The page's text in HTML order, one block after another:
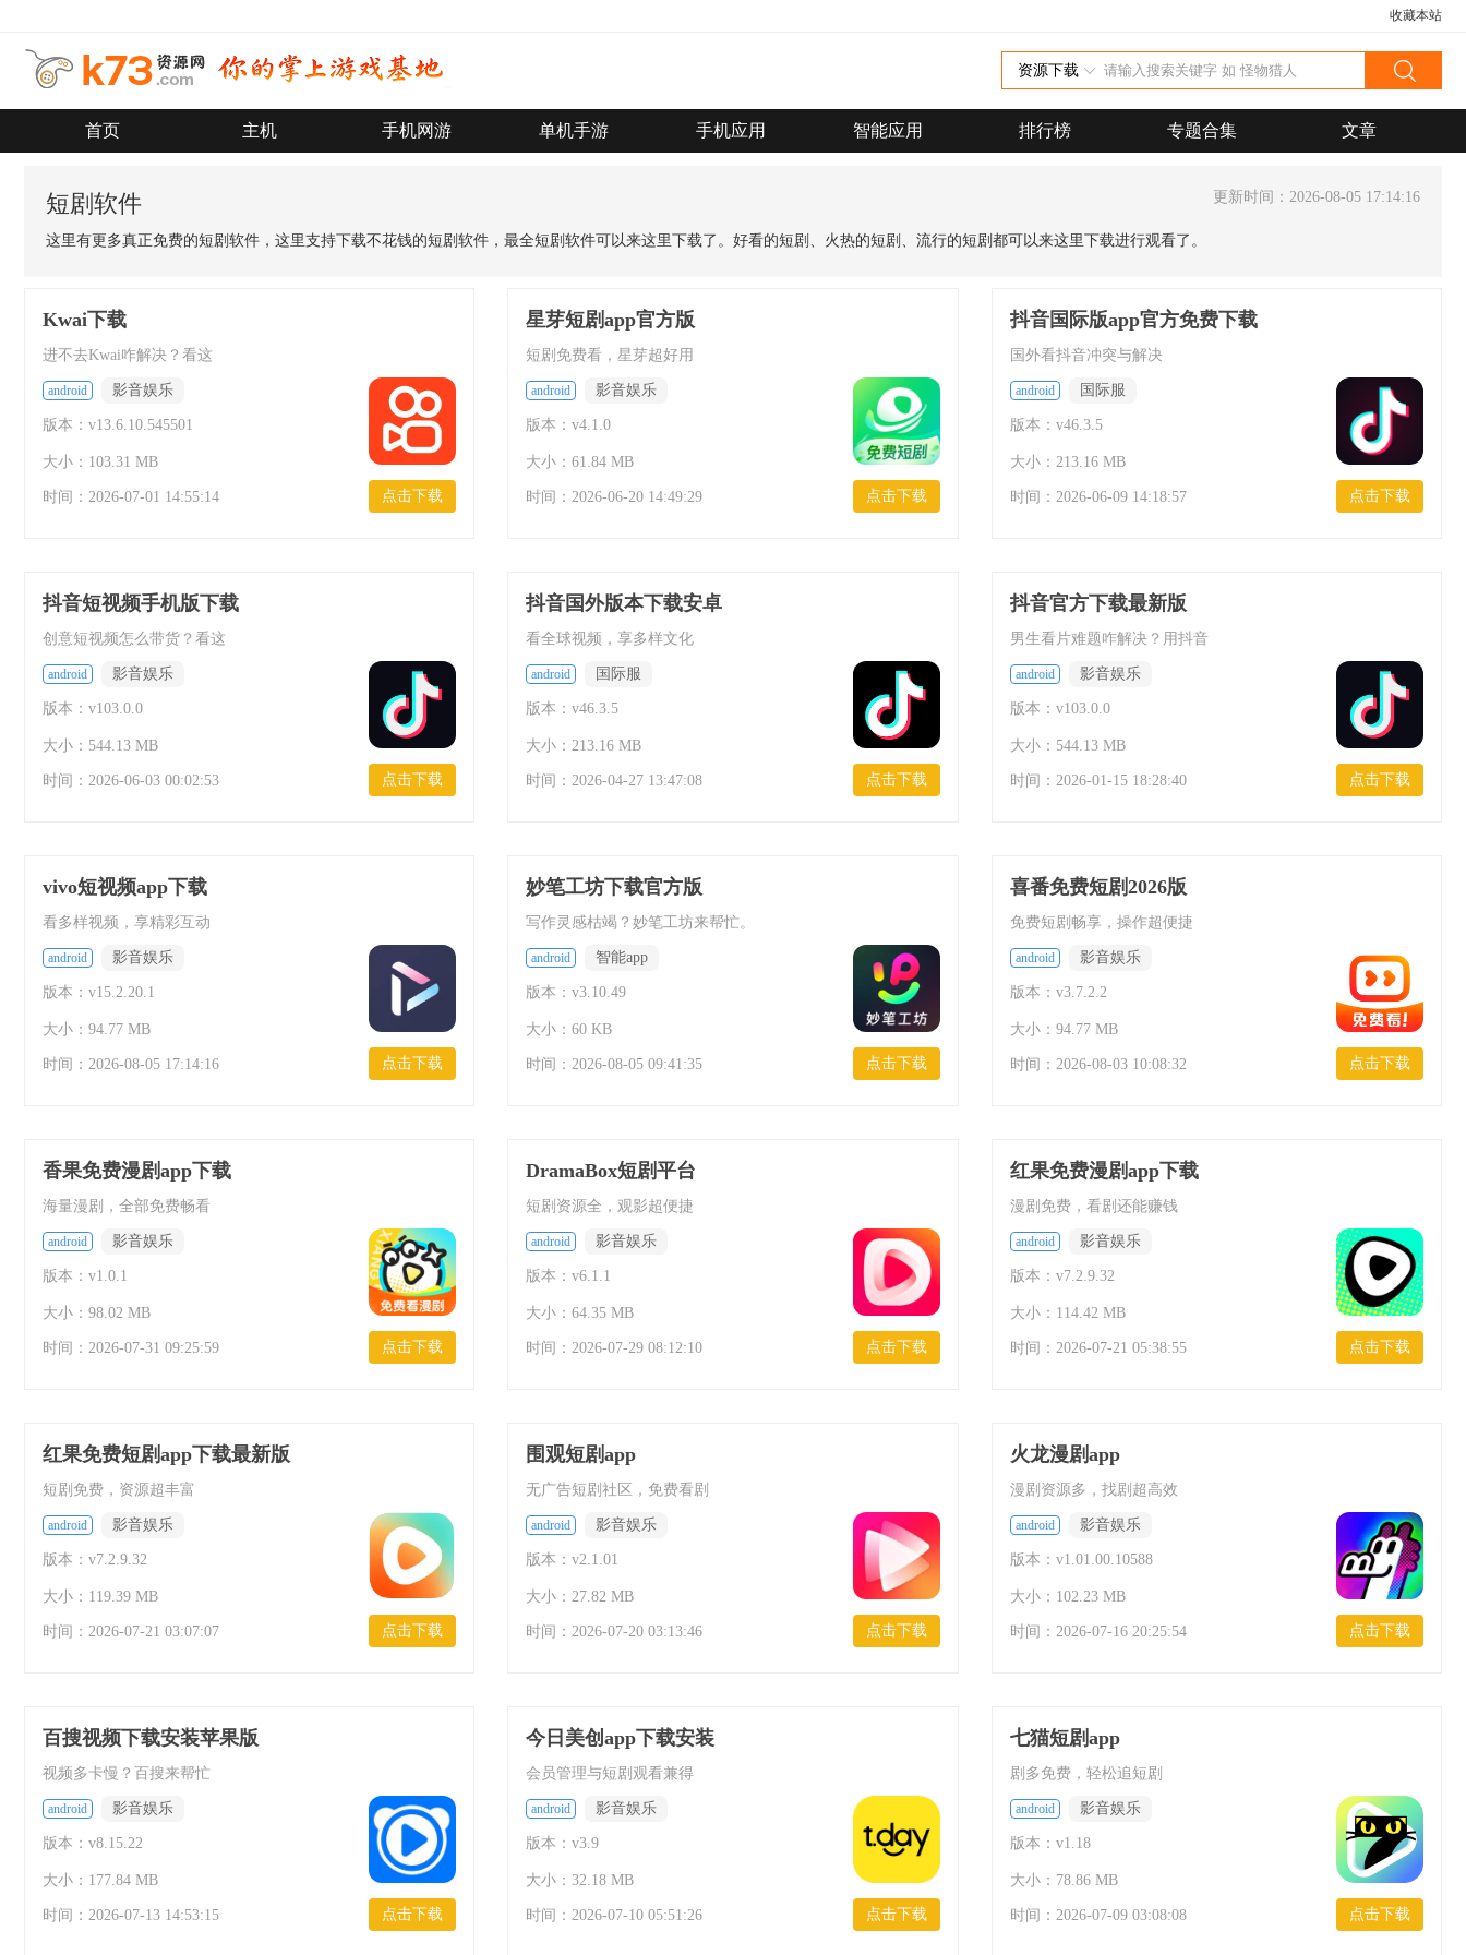
收藏本站
资源下载
首页 主机 手机网游 单机手游 手机应用 智能应用 排行榜 专题合集 文章
短剧软件 更新时间：2026-08-05 17:14:16
这里有更多真正免费的短剧软件，这里支持下载不花钱的短剧软件，最全短剧软件可以来这里下载了。好看的短剧、火热的短剧、流行的短剧都可以来这里下载进行观看了。
Kwai下载
进不去Kwai咋解决？看这
android 影音娱乐
版本：v13.6.10.545501
大小：103.31 MB
时间： 2026-07-01 14:55:14 点击下载
星芽短剧app官方版
短剧免费看，星芽超好用
android 影音娱乐
版本：v4.1.0
大小：61.84 MB
时间：2026-06-20 14:49:29 点击下载
抖音国际版app官方免费下载
国外看抖音冲突与解决
android 国际服
版本：v46.3.5
大小：213.16 MB
时间： 2026-06-09 14:18:57 点击下载
抖音短视频手机版下载
创意短视频怎么带货？看这
android 影音娱乐
版本：v103.0.0
大小：544.13 MB
时间： 2026-06-03 00:02:53 点击下载
抖音国外版本下载安卓
看全球视频，享多样文化
android 国际服
版本：v46.3.5
大小：213.16 MB
时间：2026-04-27 13:47:08 点击下载
抖音官方下载最新版
男生看片难题咋解决？用抖音
android 影音娱乐
版本：v103.0.0
大小：544.13 MB
时间： 2026-01-15 18:28:40 点击下载
vivo短视频app下载
看多样视频，享精彩互动
android 影音娱乐
版本：v15.2.20.1
大小：94.77 MB
时间： 2026-08-05 17:14:16 点击下载
妙笔工坊下载官方版
写作灵感枯竭？妙笔工坊来帮忙。
android 智能app
版本：v3.10.49
大小：60 KB
时间：2026-08-05 09:41:35 点击下载
喜番免费短剧2026版
免费短剧畅享，操作超便捷
android 影音娱乐
版本：v3.7.2.2
大小：94.77 MB
时间： 2026-08-03 10:08:32 点击下载
香果免费漫剧app下载
海量漫剧，全部免费畅看
android 影音娱乐
版本：v1.0.1
大小：98.02 MB
时间： 2026-07-31 09:25:59 点击下载
DramaBox短剧平台
短剧资源全，观影超便捷
android 影音娱乐
版本：v6.1.1
大小：64.35 MB
时间：2026-07-29 08:12:10 点击下载
红果免费漫剧app下载
漫剧免费，看剧还能赚钱
android 影音娱乐
版本：v7.2.9.32
大小：114.42 MB
时间： 2026-07-21 05:38:55 点击下载
红果免费短剧app下载最新版
短剧免费，资源超丰富
android 影音娱乐
版本：v7.2.9.32
大小：119.39 MB
时间： 2026-07-21 03:07:07 点击下载
围观短剧app
无广告短剧社区，免费看剧
android 影音娱乐
版本：v2.1.01
大小：27.82 MB
时间：2026-07-20 03:13:46 点击下载
火龙漫剧app
漫剧资源多，找剧超高效
android 影音娱乐
版本：v1.01.00.10588
大小：102.23 MB
时间： 2026-07-16 20:25:54 点击下载
百搜视频下载安装苹果版
视频多卡慢？百搜来帮忙
android 影音娱乐
版本：v8.15.22
大小：177.84 MB
时间： 2026-07-13 14:53:15 点击下载
今日美创app下载安装
会员管理与短剧观看兼得
android 影音娱乐
版本：v3.9
大小：32.18 MB
时间：2026-07-10 05:51:26 点击下载
七猫短剧app
剧多免费，轻松追短剧
android 影音娱乐
版本：v1.18
大小：78.86 MB
时间： 2026-07-09 03:08:08 点击下载